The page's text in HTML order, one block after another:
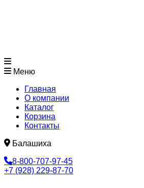
Меню
Главная
О компании
Каталог
Корзина
Контакты
Балашиха
8-800-707-97-45
+7 (928) 229-87-70